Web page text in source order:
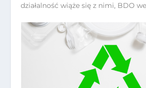
działalność wiąże się z nimi, BDO